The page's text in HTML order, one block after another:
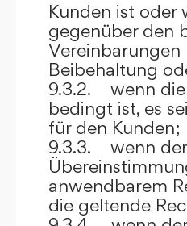
Kunden ist oder
gegenüber den
Beibehaltung
9.3.2. wenn die
bedingt ist, es
für den Kunden;
9.3.3. wenn
anwendbarem
die geltende